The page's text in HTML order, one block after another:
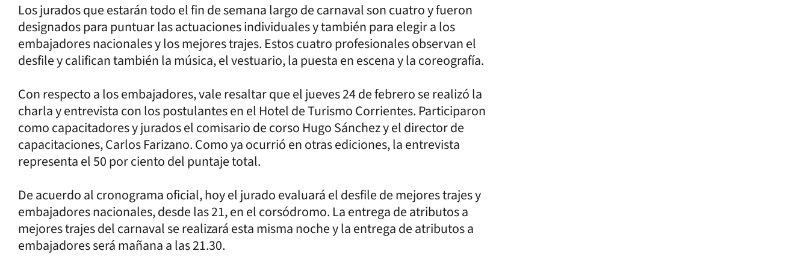
Los jurados que estarán todo el fin de semana largo de carnaval son cuatro y fueron
designados para puntuar las actuaciones individuales y también para elegir a los
embajadores nacionales y los mejores trajes. Estos cuatro profesionales observan el
desfile y califican también la música, el vestuario, la puesta en escena y la coreografía.
Con respecto a los embajadores, vale resaltar que el jueves 24 de febrero se realizó la
charla y entrevista con los postulantes en el Hotel de Turismo Corrientes. Participaron
como capacitadores y jurados el comisario de corso Hugo Sánchez y el director de
capacitaciones, Carlos Farizano. Como ya ocurrió en otras ediciones, la entrevista
representa el 50 por ciento del puntaje total.
De acuerdo al cronograma oficial, hoy el jurado evaluará el desfile de mejores trajes y
embajadores nacionales, desde las 21, en el corsódromo. La entrega de atributos a
mejores trajes del carnaval se realizará esta misma noche y la entrega de atributos a
embajadores será mañana a las 21.30.